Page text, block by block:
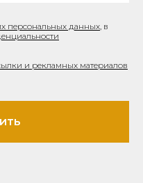
персональных данных, в
и рекламных материалов